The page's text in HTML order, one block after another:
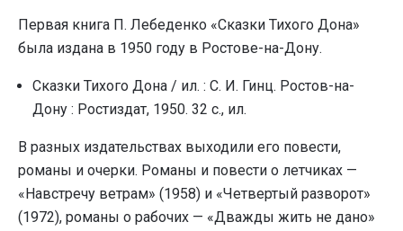
Первая книга П. Лебеденко «Сказки Тихого Дона»
была издана в 1950 году в Ростове-на-Дону.
Сказки Тихого Дона / ил. : С. И. Гинц. Ростов-на-
Дону : Ростиздат, 1950. 32 с., ил.
В разных издательствах выходили его повести,
романы и очерки. Романы и повести о летчиках —
«Навстречу ветрам» (1958) и «Четвертый разворот»
(1972), романы о рабочих — «Дважды жить не дано»